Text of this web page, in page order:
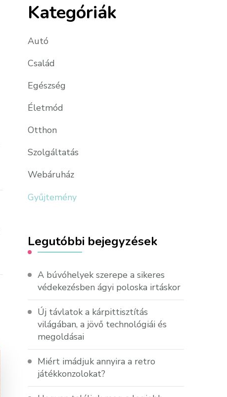
Kategóriák
Autó
Család
Egészség
Életmód
Otthon
Szolgáltatás
Webáruház
Gyűjtemény
Legutóbbi bejegyzések
A búvóhelyek szerepe a sikeres
védekezésben ágyi poloska irtáskor
Új távlatok a kárpittisztítás
világában, a jövő technológiái és
megoldásai
Miért imádjuk annyira a retro
játékkonzolokat?